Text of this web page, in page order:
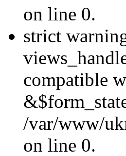
on line 0.
strict
compatible
/var/www/
on line 0.